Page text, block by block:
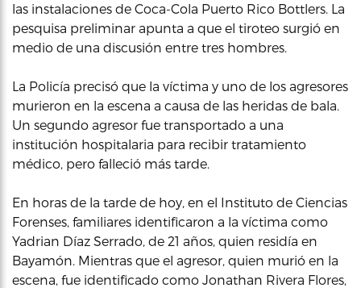
las instalaciones de Coca-Cola Puerto Rico Bottlers. La
pesquisa preliminar apunta a que el tiroteo surgió en
medio de una discusión entre tres hombres.
La Policía precisó que la víctima y uno de los agresores
murieron en la escena a causa de las heridas de bala.
Un segundo agresor fue transportado a una
institución hospitalaria para recibir tratamiento
médico, pero falleció más tarde.
En horas de la tarde de hoy, en el Instituto de Ciencias
Forenses, familiares identificaron a la víctima como
Yadrian Díaz Serrado, de 21 años, quien residía en
Bayamón. Mientras que el agresor, quien murió en la
escena, fue identificado como Jonathan Rivera Flores,